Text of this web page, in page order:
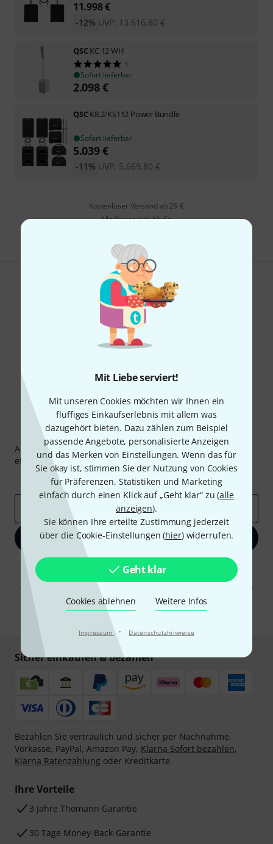
Mit Liebe serviert!
Mit unseren Cookies möchten wir Ihnen ein
fluffiges Einkaufserlebnis mit allem was
dazugehört bieten. Dazu zählen zum Beispiel
passende Angebote, personalisierte Anzeigen
und das Merken von Einstellungen. Wenn das für
Sie okay ist, stimmen Sie der Nutzung von Cookies
für Präferenzen, Statistiken und Marketing
einfach durch einen Klick auf „Geht klar“ zu (alle
anzeigen).
Sie können Ihre erteilte Zustimmung jederzeit
über die Cookie-Einstellungen (hier) widerrufen.
Geht klar
Cookies ablehnen Weitere Infos
Impressum · Datenschutzhinweise
11.998€
UVP: 13.616,80 €
-12%
QSCKC 12 WH
1
Sofort lieferbar
2.098€
QSCK8.2/KS112 Power Bundle
Sofort lieferbar
5.039€
UVP: 5.669,80 €
-11%
Kostenloser Versand ab 29 €
Alle Preise inkl. MwSt.
Gefällt Ihnen, was Sie sehen?
Hilfe & Feedback
Thomann Newsletter
Abonniere den Thomann Newsletter und gewinne mit
etwas Glück einen von50 Gutscheinenüber jeweils50€
Inspirierende Beiträge
Deals Thomann Insights
E-Mail-Adresse
Jetzt anmelden
Mit Klick auf „Jetzt anmelden“ stimmen Sie dem Erhalt von E-Mail-
Werbung und einer Messung des E-Mail-Nutzungsverhaltens zu. Die
Abmeldung ist jederzeit möglich. Weitere Informationen finden Sie in
unseren Datenschutzhinweisen .
Sicher einkaufen & bezahlen
Bezahlen Sie vertraulich und sicher per Nachnahme,
Vorkasse, PayPal, Amazon Pay, Klarna Sofort bezahlen,
Klarna Ratenzahlung oder Kreditkarte.
Ihre Vorteile
3 Jahre Thomann Garantie
30 Tage Money-Back-Garantie